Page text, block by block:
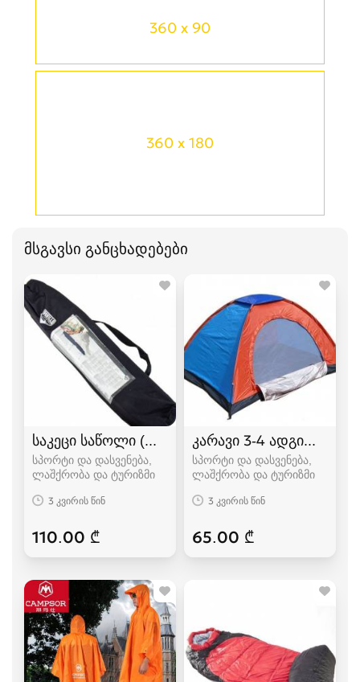
360 x 90
360 x 180
მსგავსი განცხადებები
საკეცი საწოლი (ლეჟანკა) გასაშლელი საწოლი
სპორტი და დასვენება,
ლაშქრობა და ტურიზმი
3 კვირის წინ
110.00 ₾
კარავი 3-4 ადგილიანი
სპორტი და დასვენება,
ლაშქრობა და ტურიზმი
3 კვირის წინ
65.00 ₾